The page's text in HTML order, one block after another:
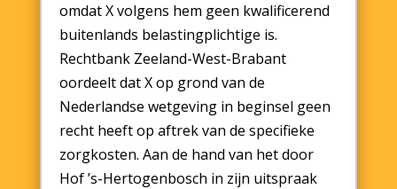
omdat X volgens hem geen kwalificerend
buitenlands belastingplichtige is.
Rechtbank Zeeland-West-Brabant
oordeelt dat X op grond van de
Nederlandse wetgeving in beginsel geen
recht heeft op aftrek van de specifieke
zorgkosten. Aan de hand van het door
Hof ’s-Hertogenbosch in zijn uitspraak